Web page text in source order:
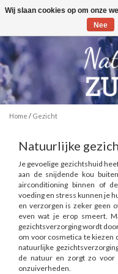
Toggle
Home / Gezicht
Natuurlijke
Je gevoelige gezichtshuid
aan de snijdende kou
airconditioning binnen of
voeding en stress kunnen je
en verzorgen is zeker geen
even wat je erop smeert.
gezichtsverzorging wordt
om voor cosmetica te kiezen
natuurlijke
de natuur en zorgt zo voor
onzuiverheden.
Wij slaan cookies op om onze
Nee